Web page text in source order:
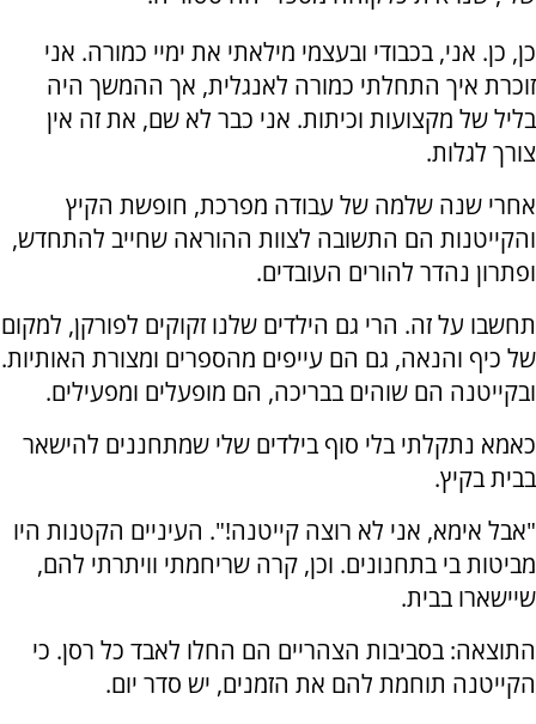
כן, כן. אני, בכבודי ובעצמי מילאתי את ימיי כמורה. אני
זוכרת איך התחלתי כמורה לאנגלית, אך ההמשך היה
בליל של מקצועות וכיתות. אני כבר לא שם, את זה אין
צורך לגלות.
אחרי שנה שלמה של עבודה מפרכת, חופשת הקיץ
והקייטנות הם התשובה לצוות ההוראה שחייב להתחדש,
ופתרון נהדר להורים העובדים.
תחשבו על זה. הרי גם הילדים שלנו זקוקים לפורקן, למקום
של כיף והנאה, גם הם עייפים מהספרים ומצורת האותיות.
ובקייטנה הם שוהים בבריכה, הם מופעלים ומפעילים.
כאמא נתקלתי בלי סוף בילדים שלי שמתחננים להישאר
בבית בקיץ.
"אבל אימא, אני לא רוצה קייטנה!". העיניים הקטנות היו
מביטות בי בתחנונים. וכן, קרה שריחמתי וויתרתי להם,
שיישארו בבית.
התוצאה: בסביבות הצהריים הם החלו לאבד כל רסן. כי
הקייטנה תוחמת להם את הזמנים, יש סדר יום.